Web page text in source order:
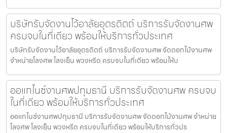
บริษัทรับจัดงานไว้อาลัยอุตรดิตถ์ บริการรับจัดงานศพ
ครบจบในที่เดียว พร้อมให้บริการทั่วประเทศ
บริษัทรับจัดงานไว้อาลัยอุตรดิตถ์ บริการรับจัดงานศพ จัดดอกไม้งานศพ
จำหน่ายโลงศพ โลงเย็น พวงหรีด ครบจบในที่เดียว พร้อมให้บ
ออแกไนซ์งานศพปทุมธานี บริการรับจัดงานศพ ครบจบ
ในที่เดียว พร้อมให้บริการทั่วประเทศ
ออแกไนซ์งานศพปทุมธานี บริการรับจัดงานศพ จัดดอกไม้งานศพ จำหน่าย
โลงศพ โลงเย็น พวงหรีด ครบจบในที่เดียว พร้อมให้บริการทั่วปร